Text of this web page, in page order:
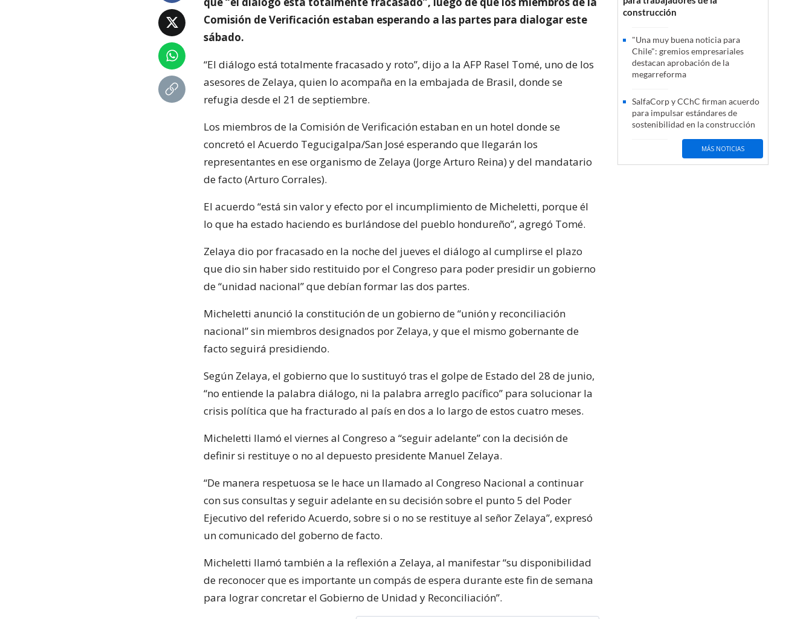
Comisión de Verificación estaban esperando a las partes para dialogar este
sábado.
“El diálogo está totalmente fracasado y roto”, dijo a la AFP Rasel Tomé, uno de los
asesores de Zelaya, quien lo acompaña en la embajada de Brasil, donde se
refugia desde el 21 de septiembre.
Los miembros de la Comisión de Verificación estaban en un hotel donde se
concretó el Acuerdo Tegucigalpa/San José esperando que llegarán los
representantes en ese organismo de Zelaya (Jorge Arturo Reina) y del mandatario
de facto (Arturo Corrales).
El acuerdo “está sin valor y efecto por el incumplimiento de Micheletti, porque él
lo que ha estado haciendo es burlándose del pueblo hondureño”, agregó Tomé.
Zelaya dio por fracasado en la noche del jueves el diálogo al cumplirse el plazo
que dio sin haber sido restituido por el Congreso para poder presidir un gobierno
de “unidad nacional” que debían formar las dos partes.
Micheletti anunció la constitución de un gobierno de “unión y reconciliación
nacional” sin miembros designados por Zelaya, y que el mismo gobernante de
facto seguirá presidiendo.
Según Zelaya, el gobierno que lo sustituyó tras el golpe de Estado del 28 de junio,
“no entiende la palabra diálogo, ni la palabra arreglo pacífico” para solucionar la
crisis política que ha fracturado al país en dos a lo largo de estos cuatro meses.
Micheletti llamó el viernes al Congreso a “seguir adelante” con la decisión de
definir si restituye o no al depuesto presidente Manuel Zelaya.
“De manera respetuosa se le hace un llamado al Congreso Nacional a continuar
con sus consultas y seguir adelante en su decisión sobre el punto 5 del Poder
Ejecutivo del referido Acuerdo, sobre si o no se restituye al señor Zelaya”, expresó
un comunicado del goberno de facto.
Micheletti llamó también a la reflexión a Zelaya, al manifestar “su disponibilidad
de reconocer que es importante un compás de espera durante este fin de semana
para lograr concretar el Gobierno de Unidad y Reconciliación”.
construcción
"Una muy buena noticia para
Chile": gremios empresariales
destacan aprobación de la
megarreforma
SalfaCorp y CChC firman acuerdo
para impulsar estándares de
sostenibilidad en la construcción
MÁS NOTICIAS